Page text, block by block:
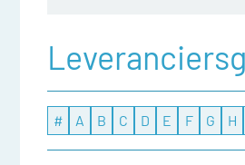
# A B C D E F G H